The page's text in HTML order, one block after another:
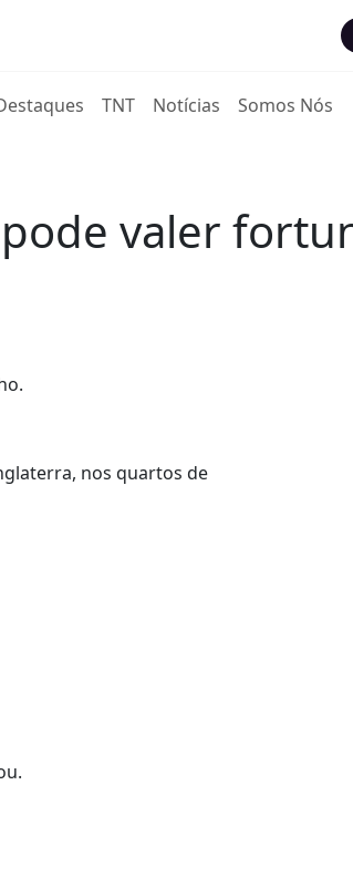
TNT Notícias Somos Nós
valer
nos quartos de